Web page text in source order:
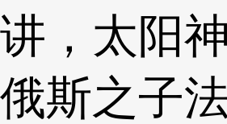
讲，太阳
俄斯之子